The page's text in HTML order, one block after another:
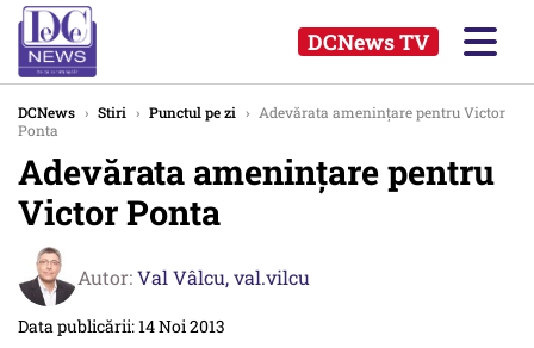
DCNews TV
DCNews › Stiri › Punctul pe zi › Adevărata amenințare pentru Victor
Ponta
Adevărata amenințare pentru
Victor Ponta
Autor:Val Vâlcu,val.vilcu
Data publicării: 14 Noi 2013